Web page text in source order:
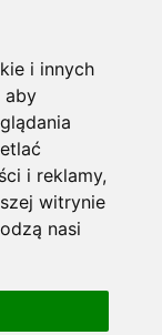
i innych
aby
i reklamy,
witrynie
nasi
8, 59-220 Legnica,